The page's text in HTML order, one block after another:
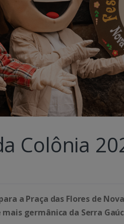
Colônia
a Praça das Flores de
germânica da Serra